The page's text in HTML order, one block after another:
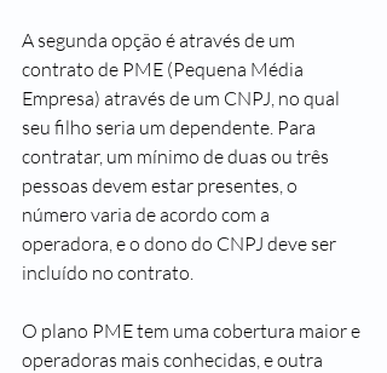
A segunda opção é através de um
contrato de PME (Pequena Média
Empresa) através de um CNPJ, no qual
seu filho seria um dependente. Para
contratar, um mínimo de duas ou três
pessoas devem estar presentes, o
número varia de acordo com a
operadora, e o dono do CNPJ deve ser
incluído no contrato.
O plano PME tem uma cobertura maior e
operadoras mais conhecidas, e outra